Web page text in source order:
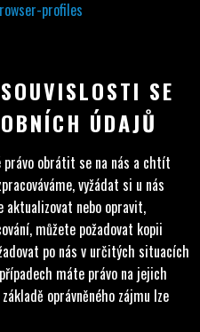
profiles
SE
ÚDAJŮ
právo obrátit se na nás a chtít
vyžádat si u nás
nebo opravit,
můžete požadovat kopii
po nás v určitých situacích
máte právo na jejich
oprávněného zájmu lze